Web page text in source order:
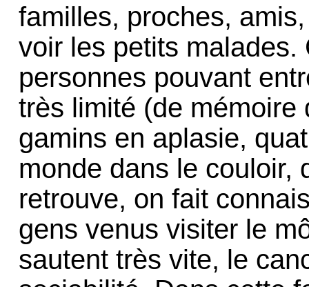
familles, proches,
voir les petits
personnes pouvant
très limité (de
gamins en aplasie,
monde dans le couloir,
retrouve, on fait
gens venus visiter le
sautent très vite, le